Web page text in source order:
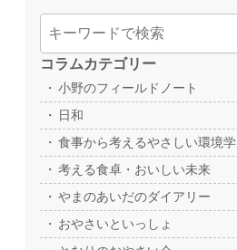
コラムカテゴリー
小野のフィールドノート
日和
食事から考えるやさしい環境学
考える食卓・おいしい未来
やまのあいだのダイアリー
おやさいといっしょ